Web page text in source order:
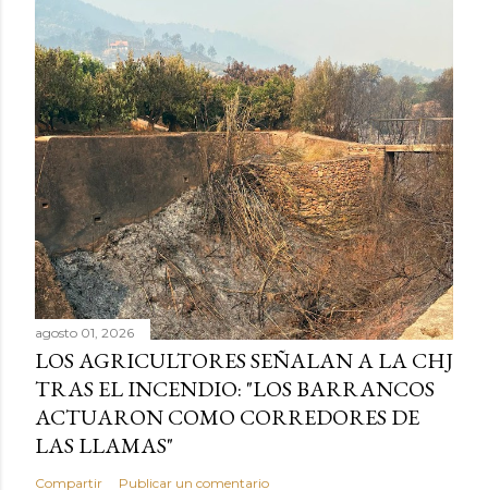
agosto 01, 2026
LOS AGRICULTORES SEÑALAN A LA CHJ
TRAS EL INCENDIO: "LOS BARRANCOS
ACTUARON COMO CORREDORES DE
LAS LLAMAS"
Compartir Publicar un comentario